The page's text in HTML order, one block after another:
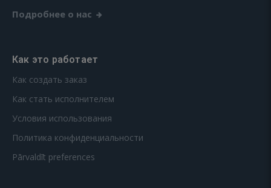
Подробнее о нас
Как это работает
Как создать заказ
Как стать исполнителем
Условия использования
Политика конфиденциальности
Pārvaldīt preferences